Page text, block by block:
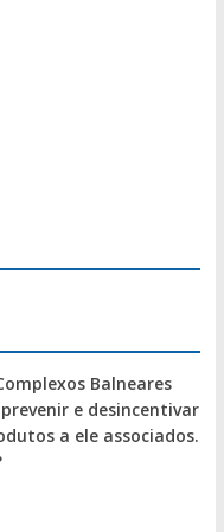
Balneares
e desincentivar
a ele associados.